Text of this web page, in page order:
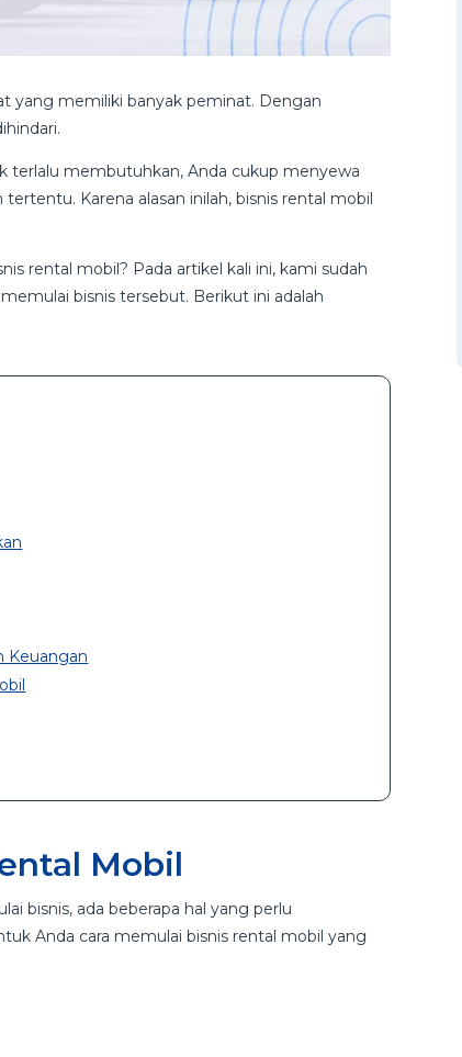
yang memiliki banyak peminat. Dengan
terlalu membutuhkan, Anda cukup menyewa
Karena alasan inilah, bisnis rental mobil
rental mobil? Pada artikel kali ini, kami sudah
bisnis tersebut. Berikut ini adalah
Keuangan
Mobil
bisnis, ada beberapa hal yang perlu
Anda cara memulai bisnis rental mobil yang